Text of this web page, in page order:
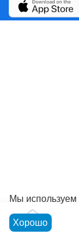
Главная
Мы используем
Хорошо